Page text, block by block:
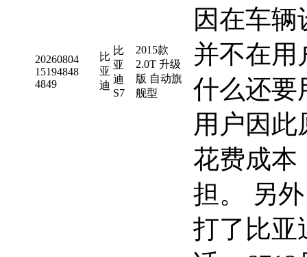
20260804
15194848
4849
比
亚
迪
比
亚
迪
S7
2015款
2.0T 升级
版 自动旗
舰型
因在车
并不在用
什么还要
用户因
花费成本
担。 另
打了比亚